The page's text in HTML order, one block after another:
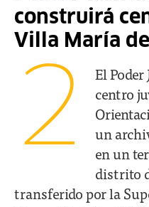
construirá
Villa María
2
El
centro
un
en un
distrito
transferido por la